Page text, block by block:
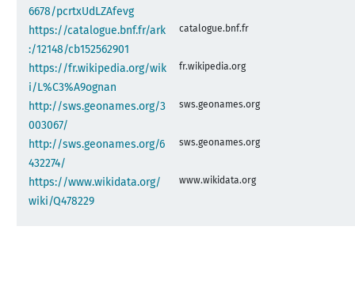
6678/pcrtxUdLZAfevg
https://catalogue.bnf.fr/ark
:/12148/cb152562901
catalogue.bnf.fr
https://fr.wikipedia.org/wik
i/L%C3%A9ognan
fr.wikipedia.org
http://sws.geonames.org/3
003067/
sws.geonames.org
http://sws.geonames.org/6
432274/
sws.geonames.org
https://www.wikidata.org/
wiki/Q478229
www.wikidata.org